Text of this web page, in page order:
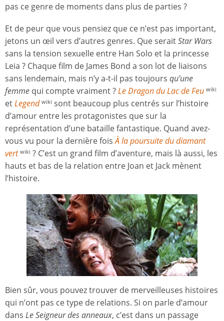
pas ce genre de moments dans plus de parties ?
Et de peur que vous pensiez que ce n’est pas important,
jetons un œil vers d’autres genres. Que seraitStar Wars
sans la tension sexuelle entre Han Solo et la princesse
Leia ? Chaque film de James Bond a son lot de liaisons
sans lendemain, mais n’y a-t-il pas toujours qu’une
femme qui compte vraiment ?Le Dragon du Lac de Feu wiki
etLegend wiki sont beaucoup plus centrés sur l’histoire
d’amour entre les protagonistes que sur la
représentation d’une bataille fantastique. Quand avez-
vous vu pour la dernière foisÀ la poursuite du diamant
vert wiki ? C’est un grand film d’aventure, mais là aussi, les
hauts et bas de la relation entre Joan et Jack mènent
l’histoire.
Bien sûr, vous pouvez trouver de merveilleuses histoires
qui n’ont pas ce type de relations. Si on parle d’amour
dans Le Seigneur des anneaux, c’est dans un passage